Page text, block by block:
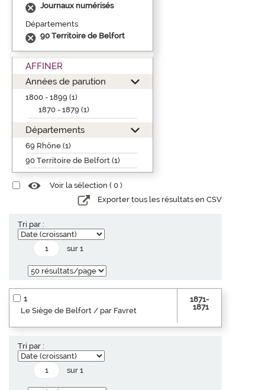
Journaux numérisés
Départements
90 Territoire de Belfort
AFFINER
Années de parution
1800 - 1899 (1)
1870 - 1879 (1)
Départements
69 Rhône (1)
90 Territoire de Belfort (1)
Voir la sélection ( 0 )
Exporter tous les résultats en CSV
Tri par :
sur 1
1
Le Siège de Belfort / par Favret
1871-
1871
Tri par :
sur 1